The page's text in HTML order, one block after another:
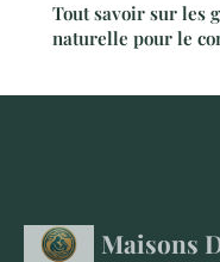
Tout savoir sur les
naturelle pour le
Maisons